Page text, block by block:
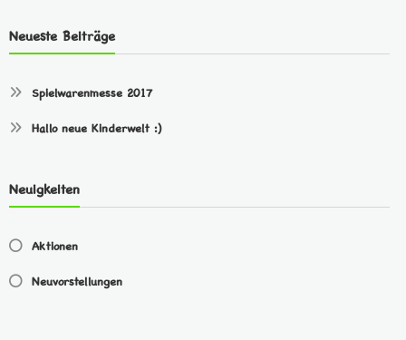
Neueste Beiträge
Spielwarenmesse 2017
Hallo neue Kinderwelt :)
Neuigkeiten
Aktionen
Neuvorstellungen